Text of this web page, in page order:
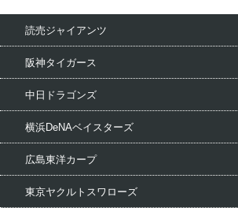
読売ジャイアンツ
阪神タイガース
中日ドラゴンズ
横浜DeNAベイスターズ
広島東洋カープ
東京ヤクルトスワローズ